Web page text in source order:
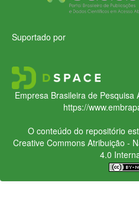
Suportado por
Empresa Brasileira de Pesquisa
https://
O conteúdo do repositório
Creative CommonsAtribuição -
4.0